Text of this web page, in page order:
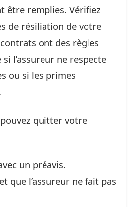
être remplies. Vérifiez
de résiliation de votre
ont des règles
l’assureur ne respecte
ou si les primes
quitter votre
un préavis.
que l’assureur ne fait pas